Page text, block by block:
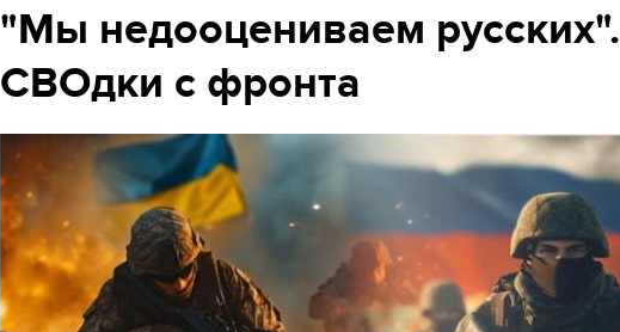
"Мы недооцениваем русских".
СВОдки с фронта